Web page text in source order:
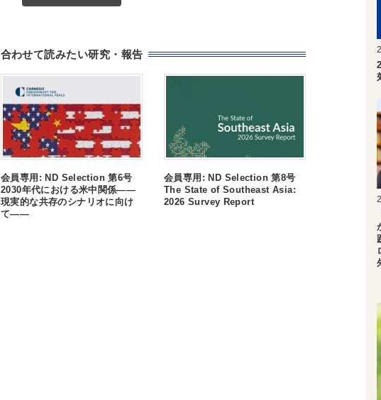
合わせて読みたい研究・報告
会員専用: ND Selection 第6号
2030年代における米中関係――
現実的な共存のシナリオに向け
て――
会員専用: ND Selection 第8号
The State of Southeast Asia:
2026 Survey Report